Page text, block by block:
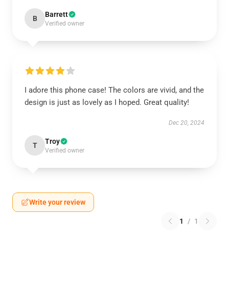
B Barrett
Verified owner
I adore this phone case! The colors are vivid, and the
design is just as lovely as I hoped. Great quality!
Dec 20, 2024
T Troy
Verified owner
Write your review
1 / 1